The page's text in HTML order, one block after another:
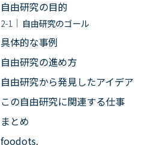
自由研究の目的
自由研究のゴール
具体的な事例
自由研究の進め方
自由研究から発見したアイデア
この自由研究に関連する仕事
まとめ
foodots.